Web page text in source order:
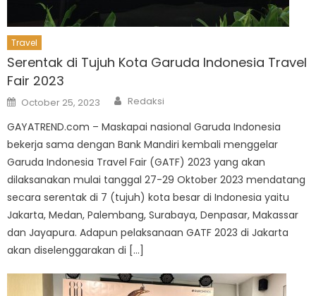
Travel
Serentak di Tujuh Kota Garuda Indonesia Travel
Fair 2023
Posted
on
October 25, 2023 Author
Redaksi
GAYATREND.com – Maskapai nasional Garuda Indonesia
bekerja sama dengan Bank Mandiri kembali menggelar
Garuda Indonesia Travel Fair (GATF) 2023 yang akan
dilaksanakan mulai tanggal 27-29 Oktober 2023 mendatang
secara serentak di 7 (tujuh) kota besar di Indonesia yaitu
Jakarta, Medan, Palembang, Surabaya, Denpasar, Makassar
dan Jayapura. Adapun pelaksanaan GATF 2023 di Jakarta
akan diselenggarakan di […]